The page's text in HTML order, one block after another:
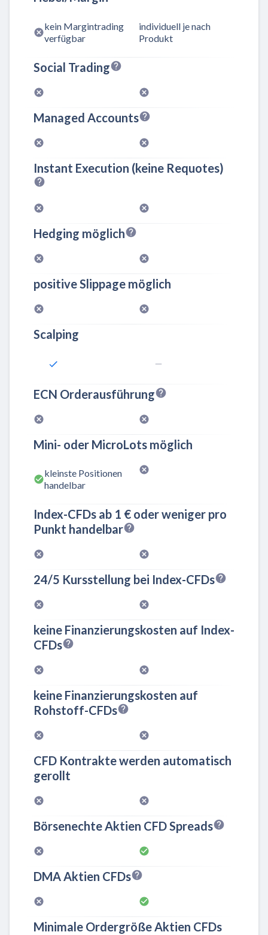
kein Margintrading
verfügbar
individuell je nach
Produkt
Social Trading
Managed Accounts
Instant Execution (keine Requotes)
Hedging möglich
positive Slippage möglich
Scalping
ECN Orderausführung
Mini- oder MicroLots möglich
kleinste Positionen
handelbar
Index-CFDs ab 1 € oder weniger pro
Punkt handelbar
24/5 Kursstellung bei Index-CFDs
keine Finanzierungskosten auf Index-
CFDs
keine Finanzierungskosten auf
Rohstoff-CFDs
CFD Kontrakte werden automatisch
gerollt
Börsenechte Aktien CFD Spreads
DMA Aktien CFDs
Minimale Ordergröße Aktien CFDs